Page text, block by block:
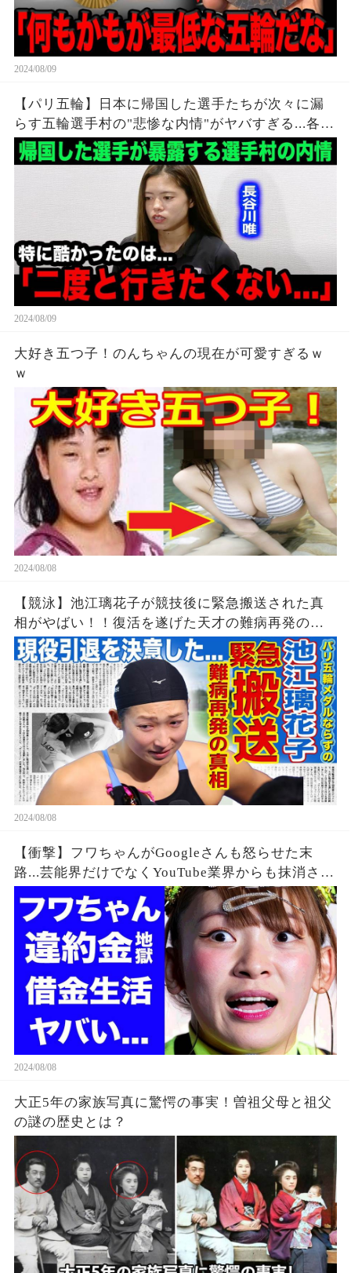
2024/08/09
【パリ五輪】日本に帰国した選手たちが次々に漏
らす五輪選手村の"悲惨な内情"がヤバすぎる...各国
各所からも相次ぐ不満の本音が...【海外の反応】
2024/08/09
大好き五つ子！のんちゃんの現在が可愛すぎるｗ
ｗ
2024/08/08
【競泳】池江璃花子が競技後に緊急搬送された真
相がやばい！！復活を遂げた天才の難病再発の可
能性...引退を決意したパリ五輪でのある出来事に一
同驚愕！！美人女子アスリートの彼氏の正体と
は！？
2024/08/08
【衝撃】フワちゃんがGoogleさんも怒らせた末
路...芸能界だけでなくYouTube業界からも抹消され
た垢BANの真相に驚きを隠せない...違約金や税金
に苦しむ借金地獄に突入...
2024/08/08
大正5年の家族写真に驚愕の事実！曽祖父母と祖父
の謎の歴史とは？